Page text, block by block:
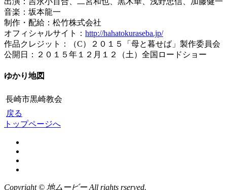
音楽：坂本龍一
制作・配給：松竹株式会社
オフィシャルサイト： http://hahatokuraseba.jp/
作品クレジット：（C）２０１５「母と暮せば」製作委員会
公開日：２０１５年１２月１２（土）全国ロードショー
ゆかり地図
長崎市黒崎教会
戻る
トップページへ
Copyright © 地ムービー All rights rserved.